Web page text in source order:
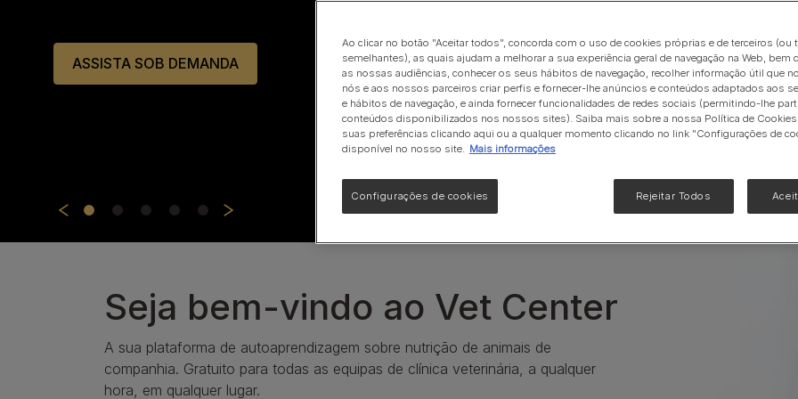
Hidratação
Gama Urinary
Veja toda a nossa gama de produtos para gatos
veterinários.
Seja bem-vindo ao Vet Center
A sua plataforma de autoaprendizagem sobre nutrição de animais de
companhia. Gratuito para todas as equipas de clínica veterinária, a qualquer
hora, em qualquer lugar.
Ao clicar no botão "Aceitar todos", concorda com o uso de cookies próprias e de terceiros (ou
semelhantes), as quais ajudam a melhorar a sua experiência geral de navegação na Web, bem
as nossas audiências, conhecer os seus hábitos de navegação, recolher informação útil que
nós e aos nossos parceiros criar perfis e fornecer-lhe anúncios e conteúdos adaptados aos
e hábitos de navegação, e ainda fornecer funcionalidades de redes sociais (permitindo-lhe
conteúdos disponibilizados nos nossos sites). Saiba mais sobre a nossa Política de Cookies
suas preferências clicando aqui ou a qualquer momento clicando no link "Configurações de
disponível no nosso site. Mais informações
Configurações de cookies Rejeitar Todos